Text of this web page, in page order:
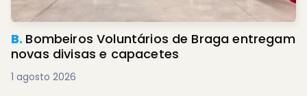
B. Bombeiros Voluntários de Braga entregam
novas divisas e capacetes
1 agosto 2026